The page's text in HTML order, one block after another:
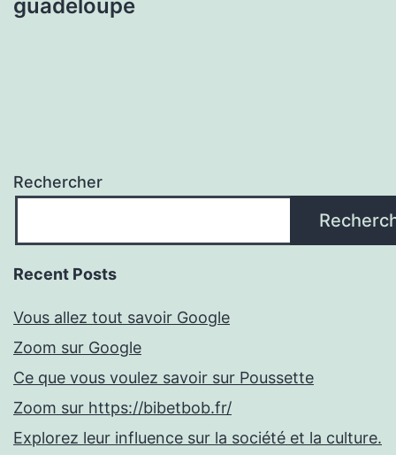
guadeloupe
Rechercher
Recent Posts
Vous allez tout savoir Google
Zoom sur Google
Ce que vous voulez savoir sur Poussette
Zoom sur https://bibetbob.fr/
Explorez leur influence sur la société et la culture.